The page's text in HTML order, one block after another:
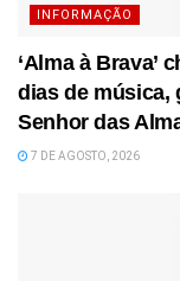
INFORMAÇÃO
‘Alma à Brava’
dias de música,
Senhor das
7 DE AGOSTO, 2026